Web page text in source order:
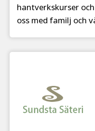
hantverkskurser
oss med familj och